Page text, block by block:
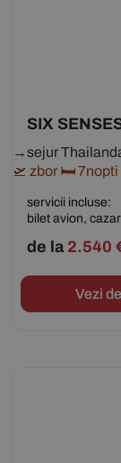
SIX
→sejur
🛫 zbor 🛏
servicii incluse:
bilet avion,
de la 2.540
Vezi